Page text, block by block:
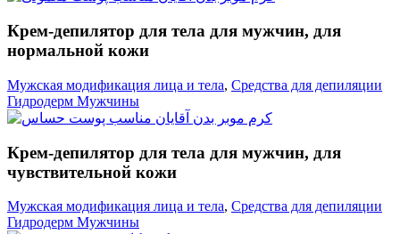
Крем-депилятор для тела для мужчин, для
нормальной кожи
Мужская модификация лица и тела, Средства для депиляции
Гидродерм Мужчины
Крем-депилятор для тела для мужчин, для
чувствительной кожи
Мужская модификация лица и тела, Средства для депиляции
Гидродерм Мужчины